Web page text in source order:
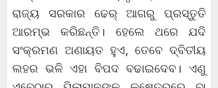
ରାଜ୍ୟ ସରକାର ଢେର୍ ଆଗରୁ ପ୍ରସ୍ତୁତି
ଆରମ୍ଭ କରିଛନ୍ତି। ହେଲେ ଥରେ ଯଦି
ସଂକ୍ରମଣ ଅଣାୟତ ହୁଏ, ତେବେ ଦ୍ବିତୀୟ
ଲହର ଭଳି ଏହା ବିପଦ ବଢାଇଦେବ। ଏଣୁ